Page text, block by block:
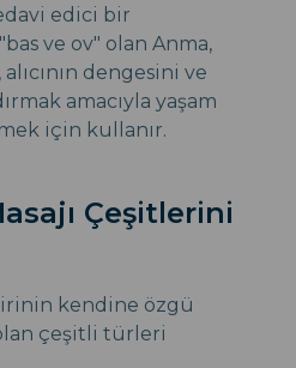
edici bir
ve ov" olan Anma,
dengesini ve
amacıyla yaşam
için kullanır.
Çeşitlerini
kendine özgü
çeşitli türleri